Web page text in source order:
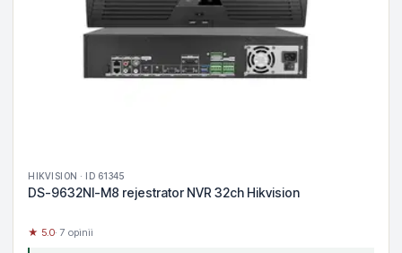
HIKVISION · ID 61345
DS-9632NI-M8 rejestrator NVR 32ch Hikvision
★ 5.0· 7 opinii